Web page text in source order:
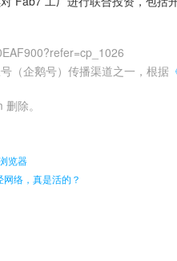
（企鹅号）传播渠道之一，根据
除。
览器
络，真是活的？